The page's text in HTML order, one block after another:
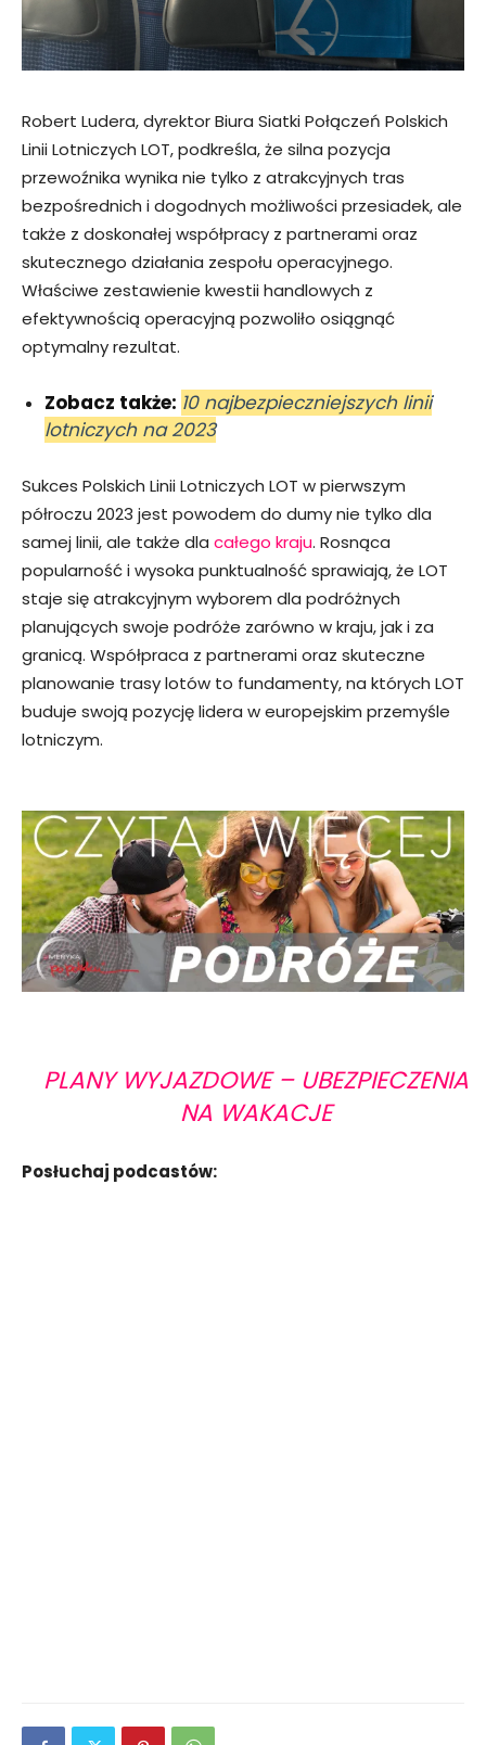
Robert Ludera, dyrektor Biura Siatki Połączeń Polskich
Linii Lotniczych LOT, podkreśla, że silna pozycja
przewoźnika wynika nie tylko z atrakcyjnych tras
bezpośrednich i dogodnych możliwości przesiadek, ale
także z doskonałej współpracy z partnerami oraz
skutecznego działania zespołu operacyjnego.
Właściwe zestawienie kwestii handlowych z
efektywnością operacyjną pozwoliło osiągnąć
optymalny rezultat.
Zobacz także: 10 najbezpieczniejszych linii
lotniczych na 2023
Sukces Polskich Linii Lotniczych LOT w pierwszym
półroczu 2023 jest powodem do dumy nie tylko dla
samej linii, ale także dla całego kraju. Rosnąca
popularność i wysoka punktualność sprawiają, że LOT
staje się atrakcyjnym wyborem dla podróżnych
planujących swoje podróże zarówno w kraju, jak i za
granicą. Współpraca z partnerami oraz skuteczne
planowanie trasy lotów to fundamenty, na których LOT
buduje swoją pozycję lidera w europejskim przemyśle
lotniczym.
PLANY WYJAZDOWE – UBEZPIECZENIA
NA WAKACJE
Posłuchaj podcastów: